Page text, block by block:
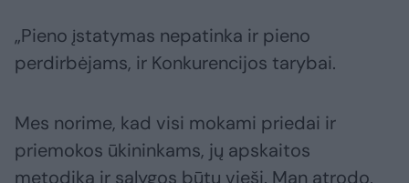
„Pieno įstatymas nepatinka ir pieno
perdirbėjams, ir Konkurencijos tarybai.
Mes norime, kad visi mokami priedai ir
priemokos ūkininkams, jų apskaitos
metodika ir sąlygos būtų vieši. Man atrodo,